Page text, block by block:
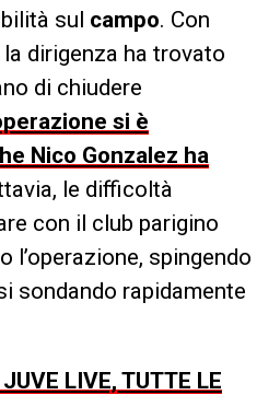
sul campo. Con
la dirigenza ha trovato
di chiudere
si è
Nico Gonzalez ha
le difficoltà
con il club parigino
l’operazione, spingendo
sondando rapidamente
LIVE, TUTTE LE